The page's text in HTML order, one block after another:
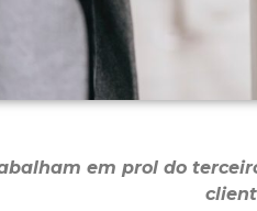
em prol do